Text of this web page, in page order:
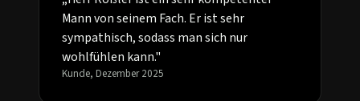
Mann von seinem Fach. Er ist sehr
sympathisch, sodass man sich nur
wohlfühlen kann."
Kunde, Dezember 2025